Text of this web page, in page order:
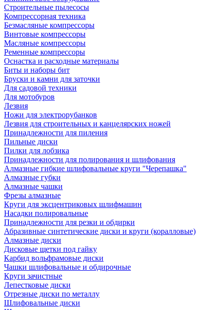
Строительные пылесосы
Компрессорная техника
Безмасляные компрессоры
Винтовые компрессоры
Масляные компрессоры
Ременные компрессоры
Оснастка и расходные материалы
Биты и наборы бит
Бруски и камни для заточки
Для садовой техники
Для мотобуров
Лезвия
Ножи для электрорубанков
Лезвия для строительных и канцелярских ножей
Принадлежности для пиления
Пильные диски
Пилки для лобзика
Принадлежности для полирования и шлифования
Алмазные гибкие шлифовальные круги "Черепашка"
Алмазные губки
Алмазные чашки
Фрезы алмазные
Круги для эксцентриковых шлифмашин
Насадки полировальные
Принадлежности для резки и обдирки
Абразивные синтетические диски и круги (коралловые)
Алмазные диски
Дисковые щетки под гайку
Карбид вольфрамовые диски
Чашки шлифовальные и обдирочные
Круги зачистные
Лепестковые диски
Отрезные диски по металлу
Шлифовальные диски